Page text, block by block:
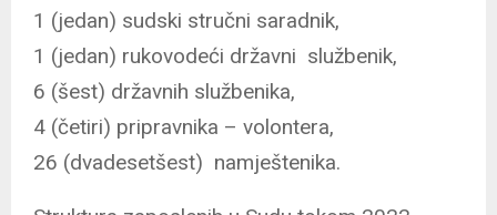
1 (jedan) sudski stručni saradnik,
1 (jedan) rukovodeći državni službenik,
6 (šest) državnih službenika,
4 (četiri) pripravnika – volontera,
26 (dvadesetšest) namještenika.